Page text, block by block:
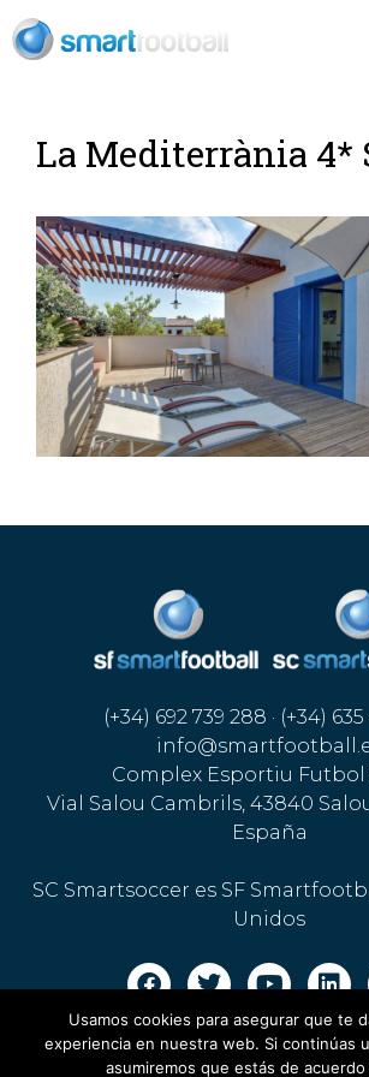
La Mediterrània 4*
(+34) 692 739 288 · (+34)
Complex Esportiu Futbol
Vial Salou Cambrils, 43840
España
SC Smartsoccer es SF
Unidos
Aviso legal · Política de cookies·
Usamos cookies para asegurar que te
experiencia en nuestra web. Si continúas
asumiremos que estás de